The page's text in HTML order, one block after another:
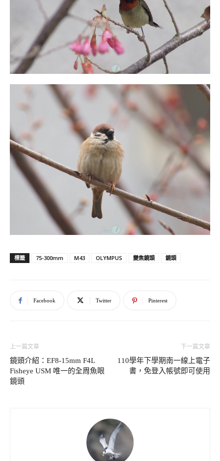
標籤 75-300mm M43 OLYMPUS 變焦鏡頭 鏡頭
Facebook Twitter Pinterest
上一篇文章
鏡頭介紹：EF8-15mm F4L
Fisheye USM 唯一的全周魚眼
鏡頭
下一篇文章
110學年下學期南一線上電子
書，免登入帳號即可使用